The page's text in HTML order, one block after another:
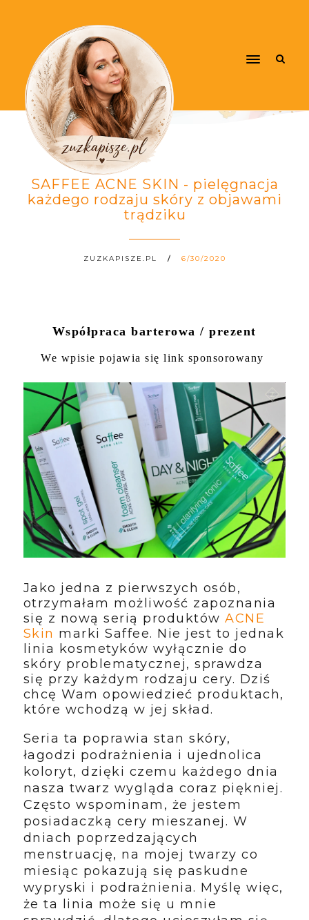
SAFFEE ACNE SKIN - pielęgnacja
każdego rodzaju skóry z objawami
trądziku
ZUZKAPISZE.PL 6/30/2020
Współpraca barterowa / prezent
We wpisie pojawia się link sponsorowany
Jako jedna z pierwszych osób,
otrzymałam możliwość zapoznania
się z nową serią produktówACNE
Skin marki Saffee. Nie jest to jednak
linia kosmetyków wyłącznie do
skóry problematycznej, sprawdza
się przy każdym rodzaju cery. Dziś
chcę Wam opowiedzieć produktach,
które wchodzą w jej skład.
Seria ta poprawia stan skóry,
łagodzi podrażnienia i ujednolica
koloryt, dzięki czemu każdego dnia
nasza twarz wygląda coraz piękniej.
Często wspominam, że jestem
posiadaczką cery mieszanej. W
dniach poprzedzających
menstruację, na mojej twarzy co
miesiąc pokazują się paskudne
wypryski i podrażnienia. Myślę więc,
że ta linia może się u mnie